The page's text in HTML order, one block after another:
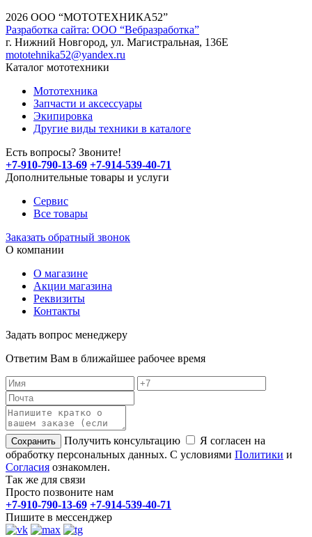
2026 ООО “МОТОТЕХНИКА52”
Разработка сайта: ООО “Вебразработка”
г. Нижний Новгород, ул. Магистральная, 136Е
mototehnika52@yandex.ru
Каталог мототехники
Мототехника
Запчасти и аксессуары
Экипировка
Другие виды техники в каталоге
Есть вопросы? Звоните!
+7-910-790-13-69 +7-914-539-40-71
Дополнительные товары и услуги
Сервис
Все товары
Заказать обратный звонок
О компании
О магазине
Акции магазина
Реквизиты
Контакты
Задать вопрос менеджеру
Ответим Вам в ближайшее рабочее время
Получить консультацию
Я согласен на
обработку персональных данных. С условиями Политики и
Согласия ознакомлен.
Так же для связи
Просто позвоните нам
+7-910-790-13-69 +7-914-539-40-71
Пишите в мессенджер